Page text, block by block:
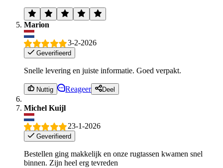
Marion
3-2-2026
Geverifieerd
Snelle levering en juiste informatie. Goed verpakt.
Nuttig Reageer Deel
Michel Kuijl
23-1-2026
Geverifieerd
Bestellen ging makkelijk en onze rugtassen kwamen snel
binnen. Zijn heel erg tevreden